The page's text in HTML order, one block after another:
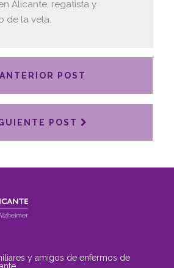
Alicante, regatista y
de la vela.
ANTERIOR POST
POST
y amigos de enfermos de